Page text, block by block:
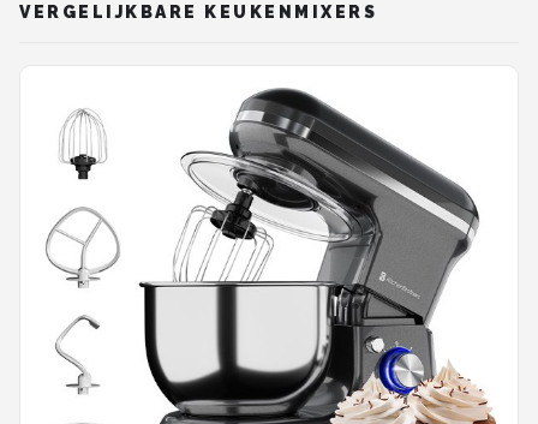
VERGELIJKBARE KEUKENMIXERS